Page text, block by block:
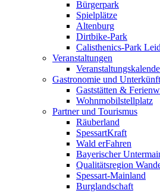
Bürgerpark
Spielplätze
Altenburg
Dirtbike-Park
Calisthenics-Park
Veranstaltungen
Gastronomie und
Gaststätten &
Wohnmobilstellplatz
Partner und Tourismus
Räuberland
SpessartKraft
Wald erFahren
Bayerischer
Qualitätsregion
Spessart-Mainland
Burglandschaft